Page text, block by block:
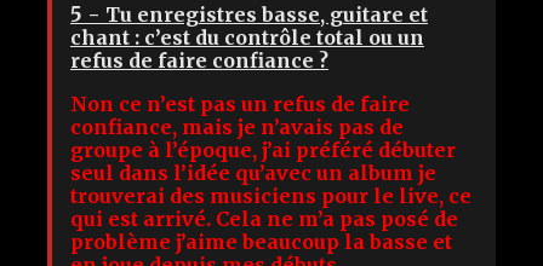
5 - Tu enregistres basse, guitare et
chant : c’est du contrôle total ou un
refus de faire confiance ?
Non ce n’est pas un refus de faire
confiance, mais je n’avais pas de
groupe à l’époque, j’ai préféré débuter
seul dans l’idée qu’avec un album je
trouverai des musiciens pour le live, ce
qui est arrivé. Cela ne m’a pas posé de
problème j’aime beaucoup la basse et